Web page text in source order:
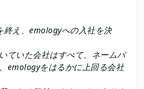
終え、emologyへの入社を決
ていた会社はすべて、ネームバ
emologyをはるかに上回る会社